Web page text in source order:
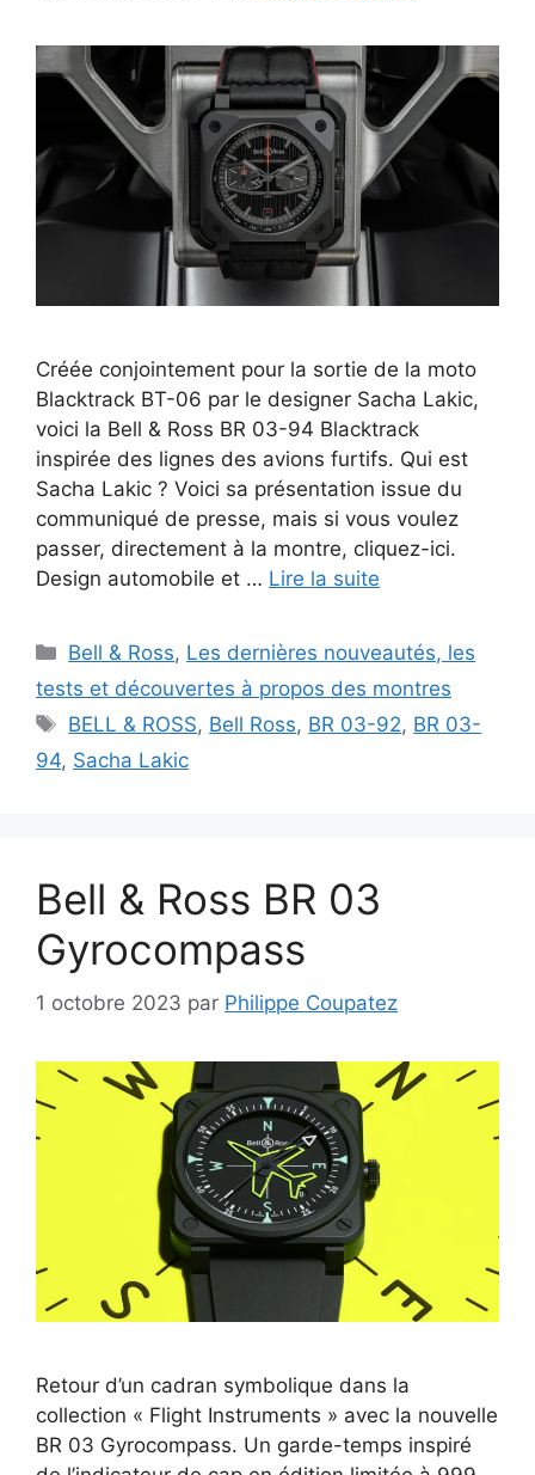
Créée conjointement pour la sortie de la moto
Blacktrack BT-06 par le designer Sacha Lakic,
voici la Bell & Ross BR 03-94 Blacktrack
inspirée des lignes des avions furtifs. Qui est
Sacha Lakic ? Voici sa présentation issue du
communiqué de presse, mais si vous voulez
passer, directement à la montre, cliquez-ici.
Design automobile et … Lire la suite
Catégories
Bell & Ross, Les dernières nouveautés, les
tests et découvertes à propos des montres
Étiquettes
BELL & ROSS, Bell Ross, BR 03-92, BR 03-
94, Sacha Lakic
Bell & Ross BR 03
Gyrocompass
1 octobre 2023 par Philippe Coupatez
Retour d’un cadran symbolique dans la
collection « Flight Instruments » avec la nouvelle
BR 03 Gyrocompass. Un garde-temps inspiré